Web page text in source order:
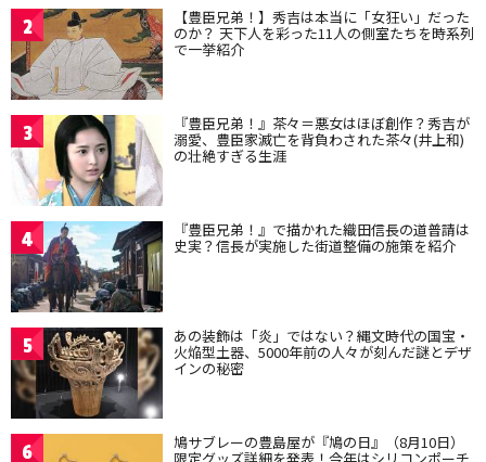
2 【豊臣兄弟！】秀吉は本当に「女狂い」だった
のか？ 天下人を彩った11人の側室たちを時系列
で一挙紹介
3 『豊臣兄弟！』茶々＝悪女はほぼ創作？秀吉が
溺愛、豊臣家滅亡を背負わされた茶々(井上和)
の壮絶すぎる生涯
4 『豊臣兄弟！』で描かれた織田信長の道普請は
史実？信長が実施した街道整備の施策を紹介
5 あの装飾は「炎」ではない？縄文時代の国宝・
火焔型土器、5000年前の人々が刻んだ謎とデザ
インの秘密
6 鳩サブレーの豊島屋が『鳩の日』（8月10日）
限定グッズ詳細を発表！今年はシリコンポーチ